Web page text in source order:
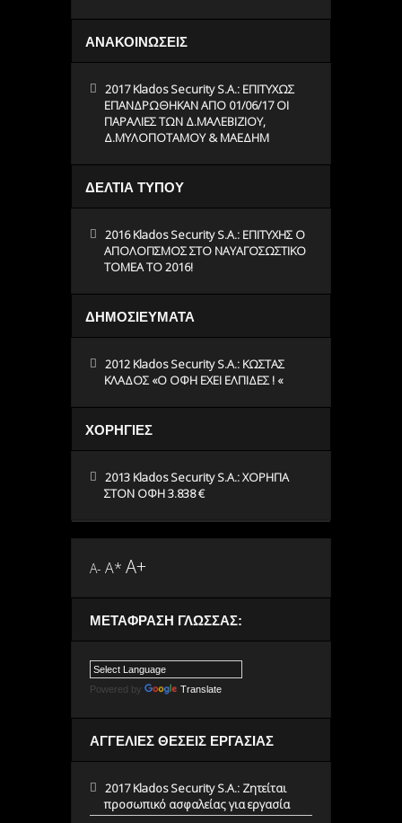
ΑΝΑΚΟΙΝΩΣΕΙΣ
2017 Klados Security S.A.: ΕΠΙΤΥΧΩΣ
ΕΠΑΝΔΡΩΘΗΚΑΝ ΑΠΟ 01/06/17 ΟΙ
ΠΑΡΑΛΙΕΣ ΤΩΝ Δ.ΜΑΛΕΒΙΖΙΟΥ,
Δ.ΜΥΛΟΠΟΤΑΜΟΥ & ΜΑΕΔΗΜ
ΔΕΛΤΙΑ ΤΥΠΟΥ
2016 Klados Security S.A.: ΕΠΙΤΥΧΗΣ Ο
ΑΠΟΛΟΓΙΣΜΟΣ ΣΤΟ ΝΑΥΑΓΟΣΩΣΤΙΚΟ
ΤΟΜΕΑ ΤΟ 2016!
ΔΗΜΟΣΙΕΥΜΑΤΑ
2012 Klados Security S.A.: ΚΩΣΤΑΣ
ΚΛΑΔΟΣ «O ΟΦΗ ΕΧΕΙ ΕΛΠΙΔΕΣ ! «
ΧΟΡΗΓΙΕΣ
2013 Klados Security S.A.: ΧΟΡΗΓΙΑ
ΣΤΟΝ ΟΦΗ 3.838 €
A- A* A+
ΜΕΤΆΦΡΑΣΗ ΓΛΏΣΣΑΣ:
Powered by Translate
ΑΓΓΕΛΙΕΣ ΘΕΣΕΙΣ ΕΡΓΑΣΙΑΣ
2017 Klados Security S.A.: Ζητείται
προσωπικό ασφαλείας για εργασία